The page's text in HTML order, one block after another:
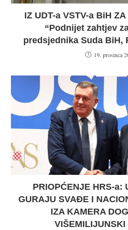
IZ UDT-a VSTV-a BiH
“Podnijet zahtjev
predsjednika Suda BiH,
19. prosinca
PRIOPĆENJE HRS-a:
GURAJU SVAĐE I
IZA KAMERA
VIŠEMILIJUNSKI